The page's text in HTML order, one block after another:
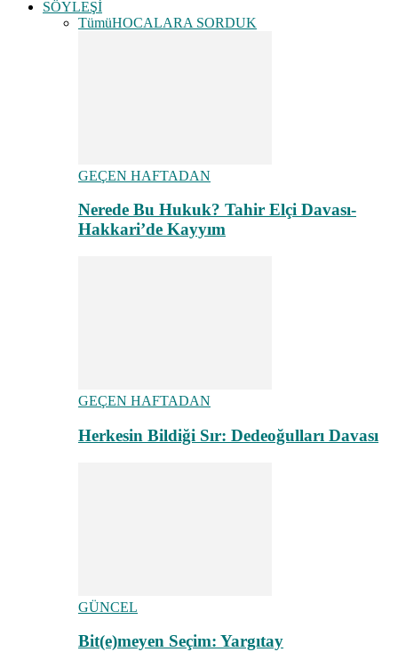
SÖYLEŞİ
TümüHOCALARA SORDUK
GEÇEN HAFTADAN
Nerede Bu Hukuk? Tahir Elçi Davası-
Hakkari’de Kayyım
GEÇEN HAFTADAN
Herkesin Bildiği Sır: Dedeoğulları Davası
GÜNCEL
Bit(e)meyen Seçim: Yargıtay